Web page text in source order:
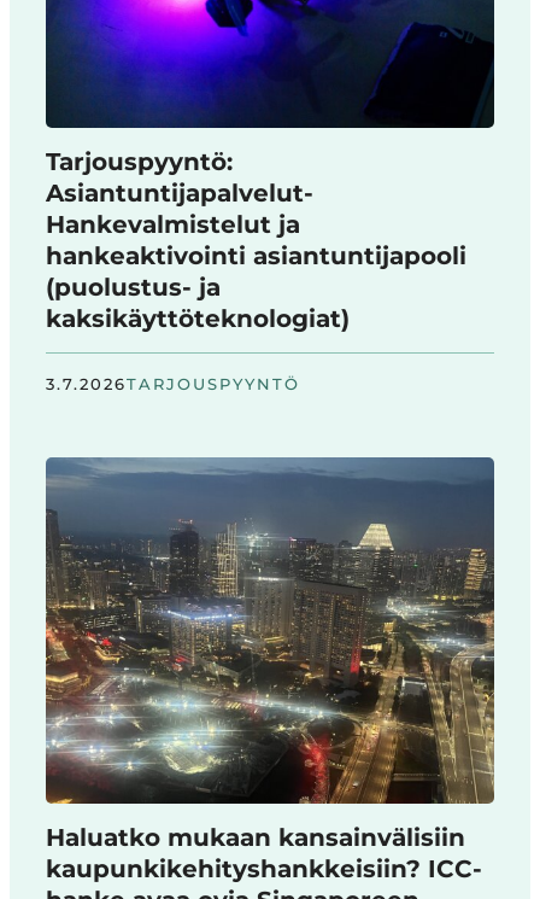
Tarjouspyyntö:
Asiantuntijapalvelut-
Hankevalmistelut ja
hankeaktivointi asiantuntijapooli
(puolustus- ja
kaksikäyttöteknologiat)
3.7.2026TARJOUSPYYNTÖ
Haluatko mukaan kansainvälisiin
kaupunkikehityshankkeisiin? ICC-